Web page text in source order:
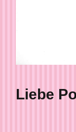
Liebe